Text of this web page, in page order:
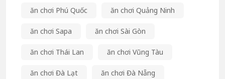
ăn chơi Phú Quốc ăn chơi Quảng Ninh
ăn chơi Sapa ăn chơi Sài Gòn
ăn chơi Thái Lan ăn chơi Vũng Tàu
ăn chơi Đà Lạt ăn chơi Đà Nẵng